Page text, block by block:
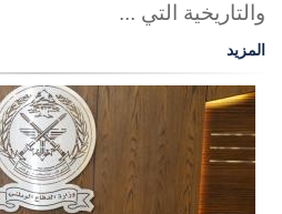
والتاريخية التي ...
المزيد